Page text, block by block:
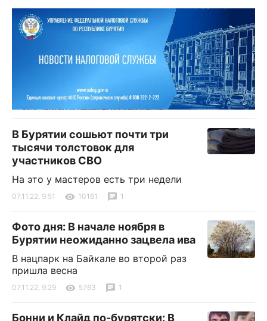
В Бурятии сошьют почти три
тысячи толстовок для
участников СВО
На это у мастеров есть три недели
07.11.22, 9:51 10161 1
Фото дня: В начале ноября в
Бурятии неожиданно зацвела ива
В нацпарк на Байкале во второй раз
пришла весна
07.11.22, 9:29 5763 1
Бонни и Клайд по-бурятски: В